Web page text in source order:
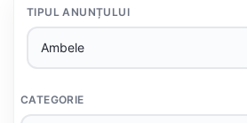
TIPUL ANUNȚULUI
CATEGORIE